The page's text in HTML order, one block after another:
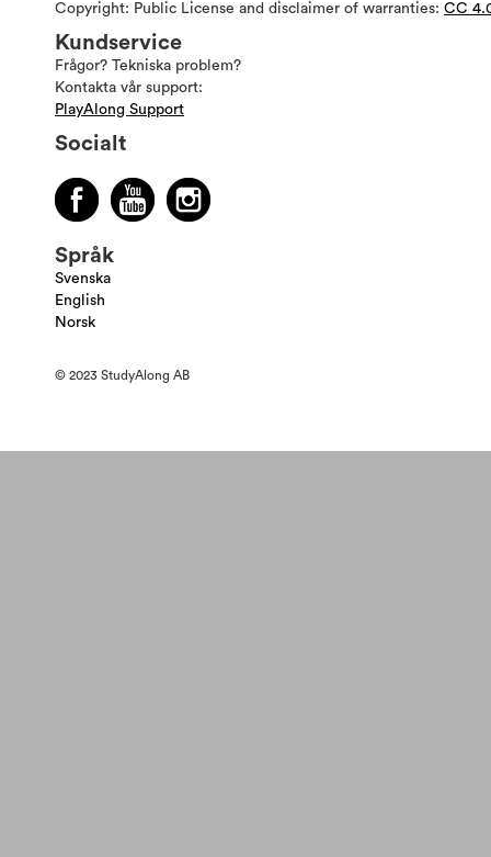
Copyright: Public License and disclaimer of warranties: CC
Kundservice
Frågor? Tekniska problem?
Kontakta vår support:
PlayAlong Support
Socialt
Språk
Svenska
English
Norsk
© 2023 StudyAlong AB